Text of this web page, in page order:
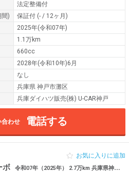
法定整備付
) 保証付 (- / 12ヶ月)
2025年(令和07年)
1.1万km
660cc
2028年(令和10年)6月
なし
兵庫県 神戸市灘区
兵庫ダイハツ販売(株) U-CAR神戸
合わせ 電話する
ボ 令和07年（2025年） 2.7万km 兵庫県神戸市灘区 動スライドドア
お気に入りに追加